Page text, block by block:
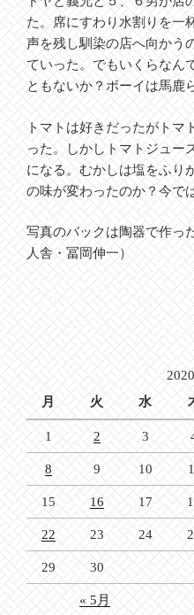
た。席にすわり水割りを一
声を残し馴染の店へ向かう
ていった。でもいくらなん
ともないか？ボーイは馬鹿
トマトは好きだったがトマ
った。しかしトマトジュー
になる。むかしは塩をふり
の味が変わったのか？今で
写真のバックは陶器で作っ
人舎・冨岡伸一）
月
火 水
1 2 3
8 9 10
15 16 17
22 23 24
29 30
« 5月